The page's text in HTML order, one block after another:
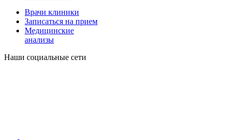
Врачи клиники
Записаться на прием
Медицинские
анализы
Наши социальные сети